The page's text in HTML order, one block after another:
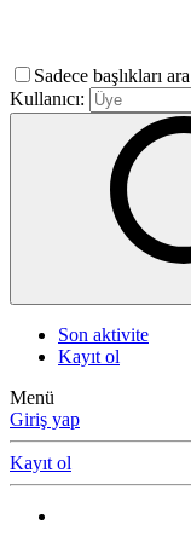
Sadece başlıkları ara
Kullanıcı:
Son aktivite
Kayıt ol
Menü
Giriş yap
Kayıt ol